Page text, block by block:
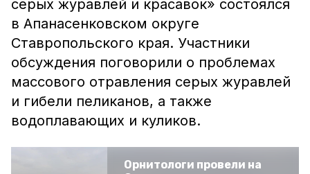
серых журавлей и красавок» состоялся
в Апанасенковском округе
Ставропольского края. Участники
обсуждения поговорили о проблемах
массового отравления серых журавлей
и гибели пеликанов, а также
водоплавающих и куликов.
Орнитологи провели на